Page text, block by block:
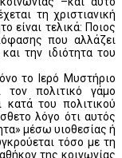
τη χριστιανική
είναι τελικά: Ποιος
που αλλάζει
την ιδιότητα του
το Ιερό Μυστήριο
τον πολιτικό γάμο
του πολιτικού
λόγο ότι αυτός
μέσω υιοθεσίας ή
τόσο με τη
της κοινωνίας